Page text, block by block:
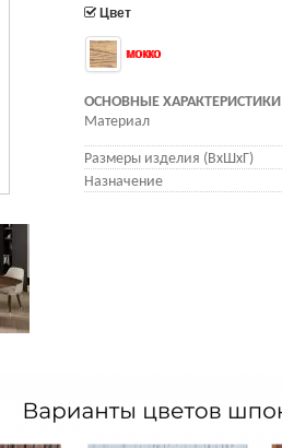
Цвет
мокко
ОСНОВНЫЕ ХАРАКТЕРИСТИКИ
Материал
Размеры изделия (ВхШхГ)
Назначение